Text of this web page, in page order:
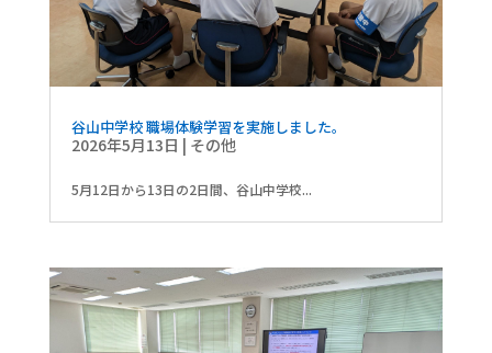
谷山中学校 職場体験学習を実施しました。
2026年5月13日 | その他
5月12日から13日の2日間、谷山中学校...